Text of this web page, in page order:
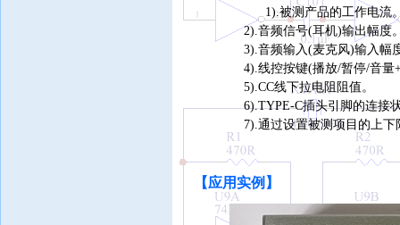
1).被测产品的工作电流
2).音频信号(耳机)输出幅度
3).音频输入(麦克风)输入幅
4).线控按键(播放/暂停/音
5).CC线下拉电阻 阻值。
6).TYPE-C插头引脚的连接
7).通过设置被测项目的上下
【应用实例】